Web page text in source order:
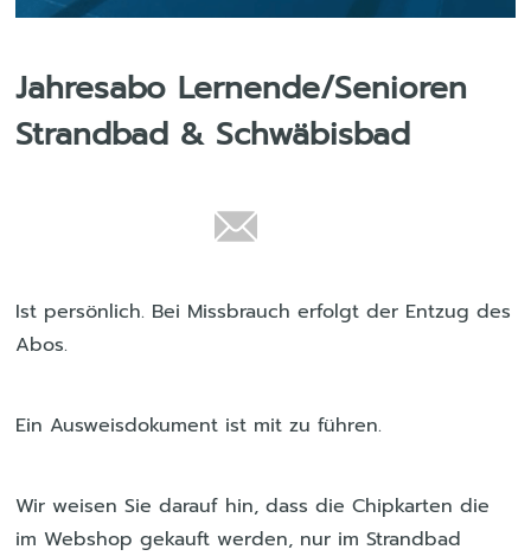
Jahresabo Lernende/Senioren
Strandbad & Schwäbisbad
Ist persönlich. Bei Missbrauch erfolgt der Entzug des
Abos.
Ein Ausweisdokument ist mit zu führen.
Wir weisen Sie darauf hin, dass die Chipkarten die
im Webshop gekauft werden, nur im Strandbad